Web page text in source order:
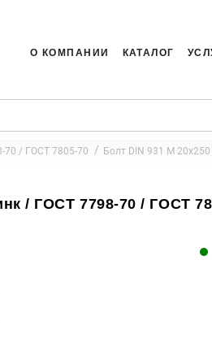
О КОМПАНИИ КАТАЛОГ
70 / ГОСТ 7805-70 Болт DIN 931 M
/ ГОСТ 7798-70 / ГОСТ